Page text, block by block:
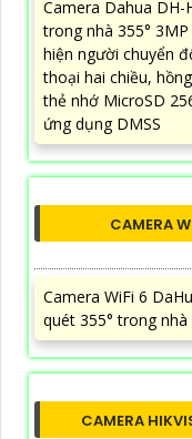
CAMERA
Camera Dahua DH-
trong nhà 355°
hiện người chuyển
thoại hai chiều,
thẻ nhớ MicroSD